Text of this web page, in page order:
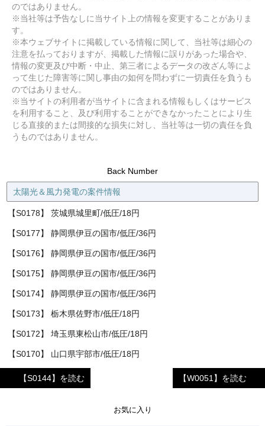
のではありません。
※当社等は予告なしに当サイト上の情報を変更することがありま
す。
※本ウェブサイトに掲載している情報に関して、当社等は細心の
注意を払っておりますが、掲載した情報に誤りがあった場合や、
情報の変更及び中断・中止、第三者によるデータの改ざん等によ
って生じた障害等に関し事由の如何を問わずに一切責任を負うも
のではありません。
※当サイトの利用者が当サイトに含まれる情報もしくはサービス
を利用すること、及び利用することができなかったことにより生
じる直接的または間接的な損失に対し、当社等は一切の責任を負
うものではありません。
Back Number
太陽光＆風力発電の案件情報
【S0178】 茨城県城里町/低圧/18円
【S0177】 静岡県伊豆の国市/低圧/36円
【S0176】 静岡県伊豆の国市/低圧/36円
【S0175】 静岡県伊豆の国市/低圧/36円
【S0174】 静岡県伊豆の国市/低圧/36円
【S0173】 栃木県佐野市/低圧/18円
【S0172】 埼玉県東松山市/低圧/18円
【S0170】 山口県宇部市/低圧/18円
【S0171】 山口県宇部市/低圧/18円
【S0166】 青森県東津軽郡/低圧/18円
【S0144】を読む 【W0051】を読む
お気に入り